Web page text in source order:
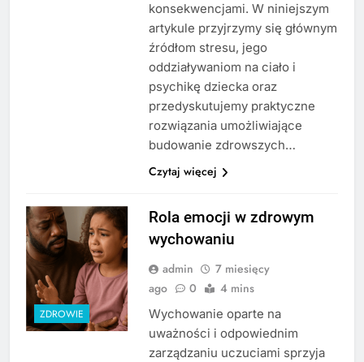
konsekwencjami. W niniejszym
artykule przyjrzymy się głównym
źródłom stresu, jego
oddziaływaniom na ciało i
psychikę dziecka oraz
przedyskutujemy praktyczne
rozwiązania umożliwiające
budowanie zdrowszych…
Czytaj więcej
ZDROWIE
Rola emocji w zdrowym
wychowaniu
admin
7 miesięcy
ago
0 4 mins
Wychowanie oparte na
uważności i odpowiednim
zarządzaniu uczuciami sprzyja